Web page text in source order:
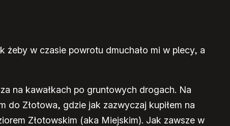
żeby w czasie powrotu dmuchało mi w plecy, a
na kawałkach po gruntowych drogach. Na
do Złotowa, gdzie jak zazwyczaj kupiłem na
Złotowskim (aka Miejskim). Jak zawsze w